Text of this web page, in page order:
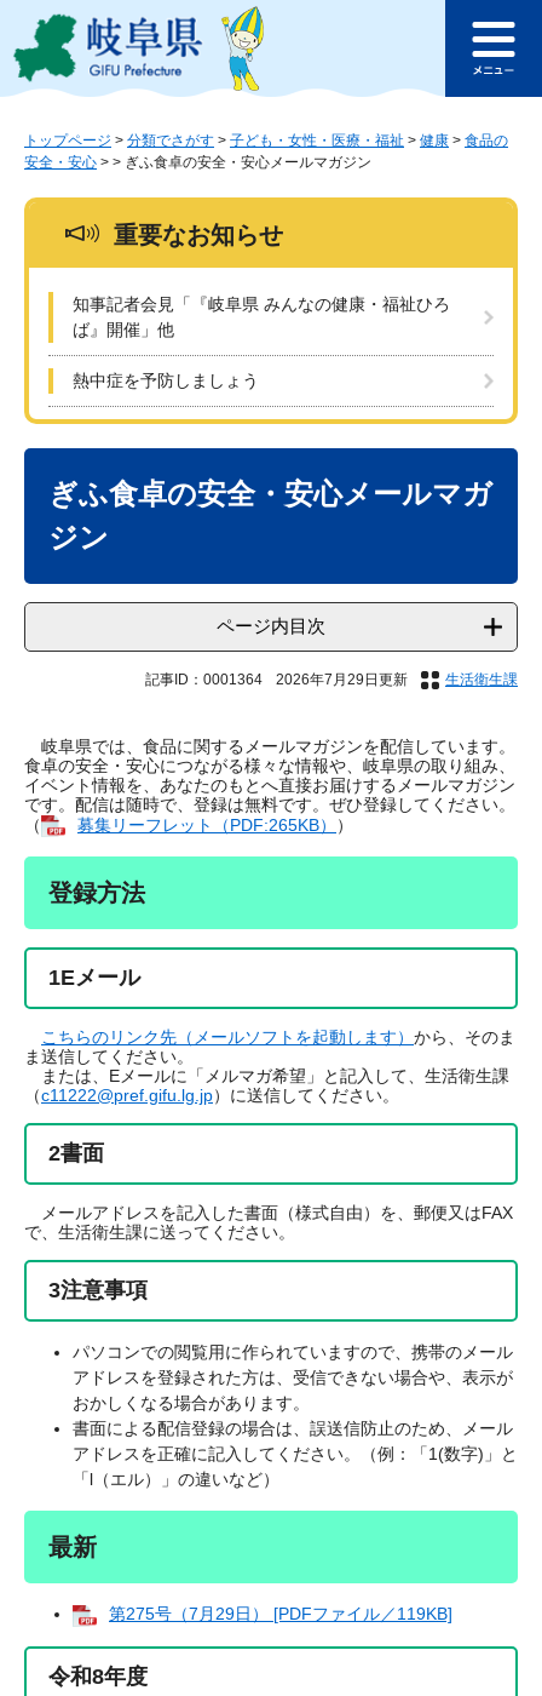
ジ
ュ
このページの本文へ
ュ
トップページ > 分類でさがす > 子ども・女性・医療・福祉 > 健康 > 食品の
安全・安心 > > ぎふ食卓の安全・安心メールマガジン
重要なお知らせ
知事記者会見「『岐阜県 みんなの健康・福祉ひろ
ば』開催」他
熱中症を予防しましょう
ぎふ食卓の安全・安心メールマガ
ジン
ページ内目次
記事ID：0001364 2026年7月29日更新 生活衛生課
岐阜県では、食品に関するメールマガジンを配信しています。
食卓の安全・安心につながる様々な情報や、岐阜県の取り組み、
イベント情報を、あなたのもとへ直接お届けするメールマガジン
です。配信は随時で、登録は無料です。ぜひ登録してください。
（
募集リーフレット（PDF:265KB） ）
登録方法
1Eメール
こちらのリンク先（メールソフトを起動します） から、そのま
ま送信してください。
または、Eメールに「メルマガ希望」と記入して、生活衛生課
（c11222@pref.gifu.lg.jp）に送信してください。
2書面
メールアドレスを記入した書面（様式自由）を、郵便又はFAX
で、生活衛生課に送ってください。
3注意事項
パソコンでの閲覧用に作られていますので、携帯のメール
アドレスを登録された方は、受信できない場合や、表示が
おかしくなる場合があります。
書面による配信登録の場合は、誤送信防止のため、メール
アドレスを正確に記入してください。（例：「1(数字)」と
「l（エル）」の違いなど）
最新
第275号（7月29日） [PDFファイル／119KB]
令和8年度